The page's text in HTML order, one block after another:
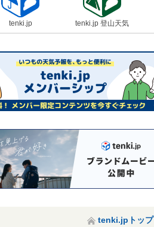
tenki.jp tenki.jp 登山天気
tenki.jpトップ